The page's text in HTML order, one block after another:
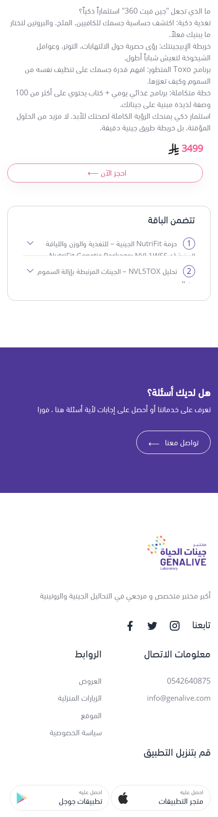
ما الذي تجعل "جين فيت 360" استثماراً ذكياً؟
تغذية ذكية: اكتشف حساسية جسمك للكافيين، الملح، والبروتين لتختار
ما يبنيك فعلاً.
خريطة الإبيجينتك: رؤى حصرية حول الالتهابات، التوتر، وعوامل
الشيخوخة لتعيش شباباً أطول.
برنامج Toxo المتطور: افهم قدرة جسمك على تنظيف نفسه من
السموم وكيف تعززها.
خطة متكاملة: برنامج غذائي يومي + كتاب يحتوي على أكثر من 100
وصفة لذيذة مبنية على جيناتك.
استثمار ذكي يمنحك الرؤية الكاملة لصحتك للأبد. لا مزيد من الحلول
المؤقتة، بل خريطة طريق جينية دقيقة.
3499
احجز الآن ⟵
تتضمن الباقة
1
حزمة NutriFit الجينية – للتغذية والوزن واللياقة
البدنية (NutriFit Genetic Package: NVL1WSS +
NVL2REC + NVL3NUT)
2
تحليل NVL5TOX – الجينات المرتبطة بإزالة السموم
من الجسم
هل لديك أسئلة؟
تعرف على خدماتنا أو أحصل على إجابات لأية أسئلة هنا ، فورا
تواصل معنا ⟶
أكبر مختبر متخصص و مرجعي في التحاليل الجينية والروتينية
تابعنا
معلومات الاتصال
0542640875
info@genalive.com
الروابط
العروض
الزيارات المنزلية
الموقع
سياسة الخصوصية
قم بتنزيل التطبيق
احصل عليه
متجر التطبيقات
احصل عليه
تطبيقات جوجل